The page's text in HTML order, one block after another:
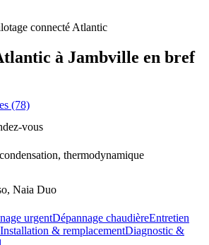
connecté Atlantic
à Jambville en bref
(78)
vous
thermodynamique
Naia Duo
urgentDépannage chaudièreEntretien
Installation & remplacementDiagnostic &